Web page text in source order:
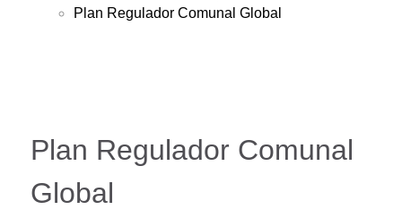
Plan Regulador Comunal Global
Plan Regulador Comunal
Global